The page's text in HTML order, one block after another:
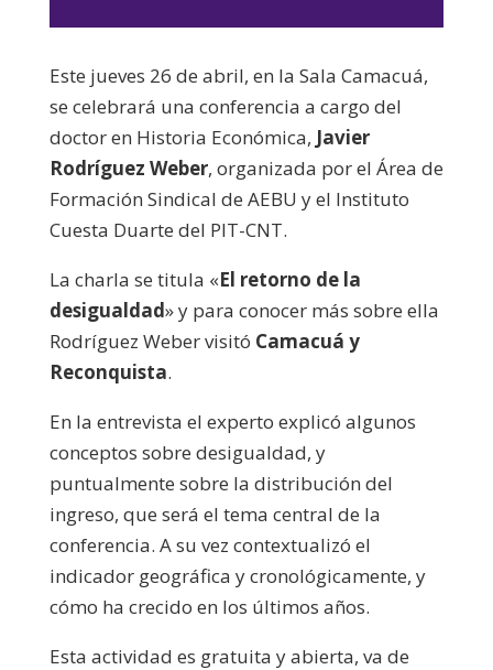
Este jueves 26 de abril, en la Sala Camacuá,
se celebrará una conferencia a cargo del
doctor en Historia Económica, Javier
Rodríguez Weber, organizada por el Área de
Formación Sindical de AEBU y el Instituto
Cuesta Duarte del PIT-CNT.
La charla se titula «El retorno de la
desigualdad» y para conocer más sobre ella
Rodríguez Weber visitó Camacuá y
Reconquista.
En la entrevista el experto explicó algunos
conceptos sobre desigualdad, y
puntualmente sobre la distribución del
ingreso, que será el tema central de la
conferencia. A su vez contextualizó el
indicador geográfica y cronológicamente, y
cómo ha crecido en los últimos años.
Esta actividad es gratuita y abierta, va de